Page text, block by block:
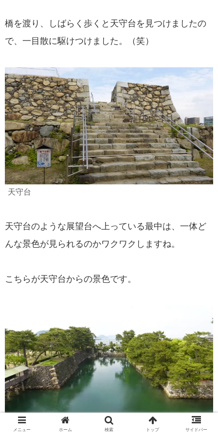
橋を渡り、しばらく歩くと天守台を見つけましたの
で、一目散に駆けつけました。（笑）
天守台
天守台のような展望台へ上っている最中は、一体ど
んな景色が見られるのかワクワクしますね。
こちらが天守台からの景色です。
メニュー ホーム 検索 トップ サイドバー